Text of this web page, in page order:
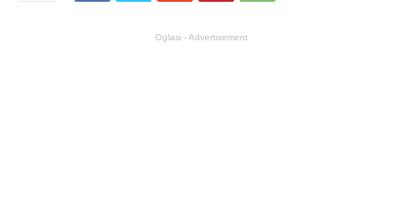
Oglasi - Advertisement